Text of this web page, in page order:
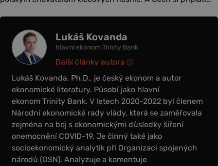
Lukáš Kovanda
hlavní ekonom Trinity Bank
Lukáš Kovanda, Ph.D., je český ekonom a autor
ekonomické literatury. Působí jako hlavní
ekonom Trinity Bank. V letech 2020-2022 byl členem
Národní ekonomické rady vlády, která se zaměřovala
zejména na boj s ekonomickými důsledky šíření
onemocnění COVID-19. Je činný také jako
socioekonomický analytik při Organizaci spojených
národů (OSN). Analyzuje a komentuje
Další články autora